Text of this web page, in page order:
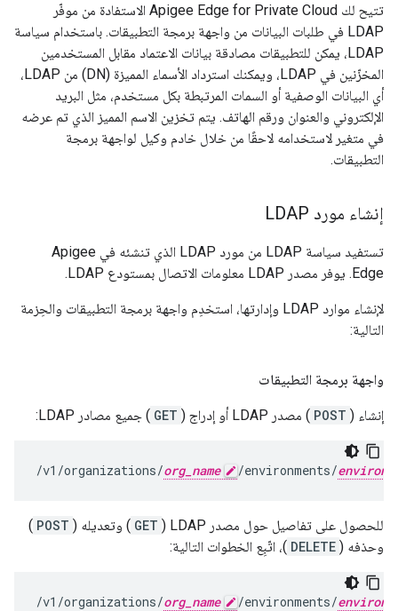
تتيح لك Apigee Edge for Private Cloud الاستفادة من موفّر
LDAP في طلبات البيانات من واجهة برمجة التطبيقات. باستخدام سياسة
LDAP، يمكن للتطبيقات مصادقة بيانات الاعتماد مقابل المستخدمين
المخزّنين في LDAP، ويمكنك استرداد الأسماء المميزة (DN) من LDAP،
أي البيانات الوصفية أو السمات المرتبطة بكل مستخدم، مثل البريد
الإلكتروني والعنوان ورقم الهاتف. يتم تخزين الاسم المميز الذي تم عرضه
في متغير لاستخدامه لاحقًا من خلال خادم وكيل لواجهة برمجة
التطبيقات.
إنشاء مورد LDAP
تستفيد سياسة LDAP من مورد LDAP الذي تنشئه في Apigee
Edge. يوفر مصدر LDAP معلومات الاتصال بمستودع LDAP.
لإنشاء موارد LDAP وإدارتها، استخدِم واجهة برمجة التطبيقات والحِزمة
التالية:
واجهة برمجة التطبيقات
إنشاء ( POST ) مصدر LDAP أو إدراج ( GET ) جميع مصادر LDAP:
/v1/organizations/org_name /environments/
للحصول على تفاصيل حول مصدر LDAP ( GET ) وتعديله ( POST
)
وحذفه ( DELETE )، اتّبِع الخطوات التالية:
/v1/organizations/org_name /environments/